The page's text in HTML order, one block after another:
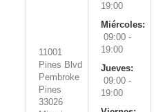
11001
Pines Blvd
Pembroke
Pines
33026
19:00
Miércoles:
09:00 -
19:00
Jueves:
09:00 -
19:00